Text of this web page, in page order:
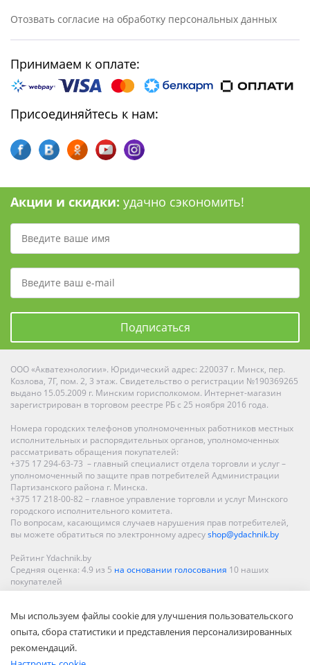
Отозвать согласие на обработку персональных данных
Принимаем к оплате:
Присоединяйтесь к нам:
Акции и скидки: удачно сэкономить!
Подписаться
ООО «Акватехнологии». Юридический адрес: 220037 г. Минск, пер.
Козлова, 7Г, пом. 2, 3 этаж. Свидетельство о регистрации №190369265
выдано 15.05.2009 г. Минским горисполкомом. Интернет-магазин
зарегистрирован в торговом реестре РБ с 25 ноября 2016 года.
Номера городских телефонов уполномоченных работников местных
исполнительных и распорядительных органов, уполномоченных
рассматривать обращения покупателей:
+375 17 294-63-73 – главный специалист отдела торговли и услуг –
уполномоченный по защите прав потребителей Администрации
Партизанского района г. Минска.
+375 17 218-00-82 – главное управление торговли и услуг Минского
городского исполнительного комитета.
По вопросам, касающимся случаев нарушения прав потребителей,
вы можете обратиться по электронному адресуshop@ydachnik.by
Рейтинг Ydachnik.by
Средняя оценка: 4.9 из 5 на основании голосования 10 наших
покупателей
Гродно, Могилеве, Бобруйске, Барановичах, Молодечно,
Новополоцке, Пинске, Солигорске. При заказе в интернет-магазине
доставка осуществляется по всей Беларуси.
Мы используем файлы cookie для улучшения пользовательского
опыта, сбора статистики и представления персонализированных
рекомендаций.